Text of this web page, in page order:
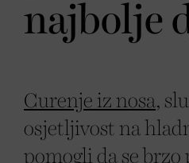
najbolje
Curenje iz nosa,
osjetljivost na
pomogli da se brzo